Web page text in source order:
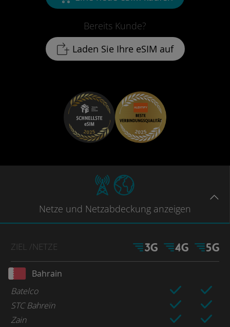
Bereits Kunde?
Laden Sie Ihre eSIM auf
Netze und Netzabdeckung anzeigen
ZIEL /NETZE
Bahrain
Batelco
STC Bahreïn
Zain